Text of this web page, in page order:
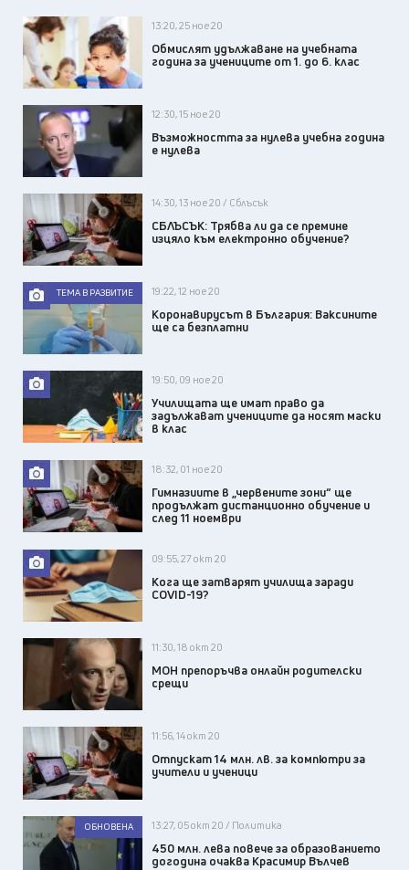
13:20, 25 ное 20
Обмислят удължаване на учебната
година за учениците от 1. до 6. клас
12:30, 15 ное 20
Възможността за нулева учебна година
е нулева
14:30, 13 ное 20 / Сблъсък
СБЛЪСЪК: Трябва ли да се премине
изцяло към електронно обучение?
ТЕМА В РАЗВИТИЕ 19:22, 12 ное 20
Коронавирусът в България: Ваксините
ще са безплатни
19:50, 09 ное 20
Училищата ще имат право да
задължават учениците да носят маски
в клас
18:32, 01 ное 20
Гимназиите в „червените зони“ ще
продължат дистанционно обучение и
след 11 ноември
09:55, 27 окт 20
Кога ще затварят училища заради
COVID-19?
11:30, 18 окт 20
МОН препоръчва онлайн родителски
срещи
11:56, 14 окт 20
Отпускат 14 млн. лв. за компютри за
учители и ученици
ОБНОВЕНА 13:27, 05 окт 20 / Политика
450 млн. лева повече за образованието
догодина очаква Красимир Вълчев